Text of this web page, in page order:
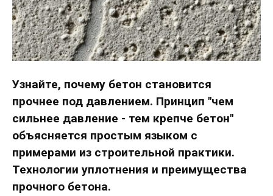
Узнайте, почему бетон становится
прочнее под давлением. Принцип "чем
сильнее давление - тем крепче бетон"
объясняется простым языком с
примерами из строительной практики.
Технологии уплотнения и преимущества
прочного бетона.